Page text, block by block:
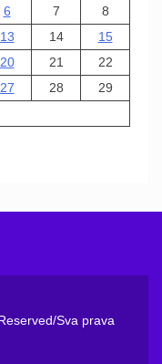
6 7
8
13 14
15
20 21
22
27 28
29
Sva prava